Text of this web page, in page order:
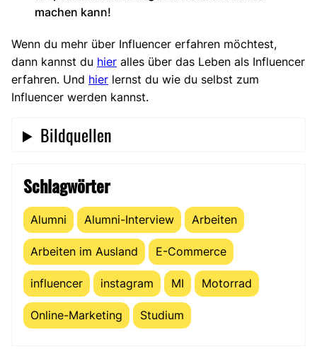
machen kann!
Wenn du mehr über Influencer erfahren möchtest,
dann kannst du hier alles über das Leben als Influencer
erfahren. Und hier lernst du wie du selbst zum
Influencer werden kannst.
Bildquellen
Schlagwörter
Alumni Alumni-Interview Arbeiten
Arbeiten im Ausland E-Commerce
influencer instagram MI Motorrad
Online-Marketing Studium